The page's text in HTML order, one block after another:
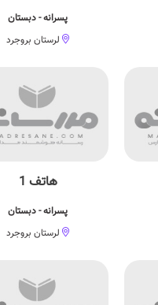
پسرانه - دبستان
لرستان بروجرد
هاتف 1
پسرانه - دبستان
لرستان بروجرد